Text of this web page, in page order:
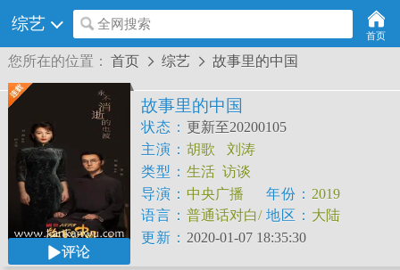
综艺 全网搜索
首页
您所在的位置： 首页  综艺  故事里的中国
评论
故事里的中国
状态： 更新至20200105
主演： 胡歌
刘涛
类型： 生活 访谈
导演： 中央广播 年份： 2019
语言： 普通话对白/
中文字幕
地区： 大陆
更新： 2020-01-07 18:35:30